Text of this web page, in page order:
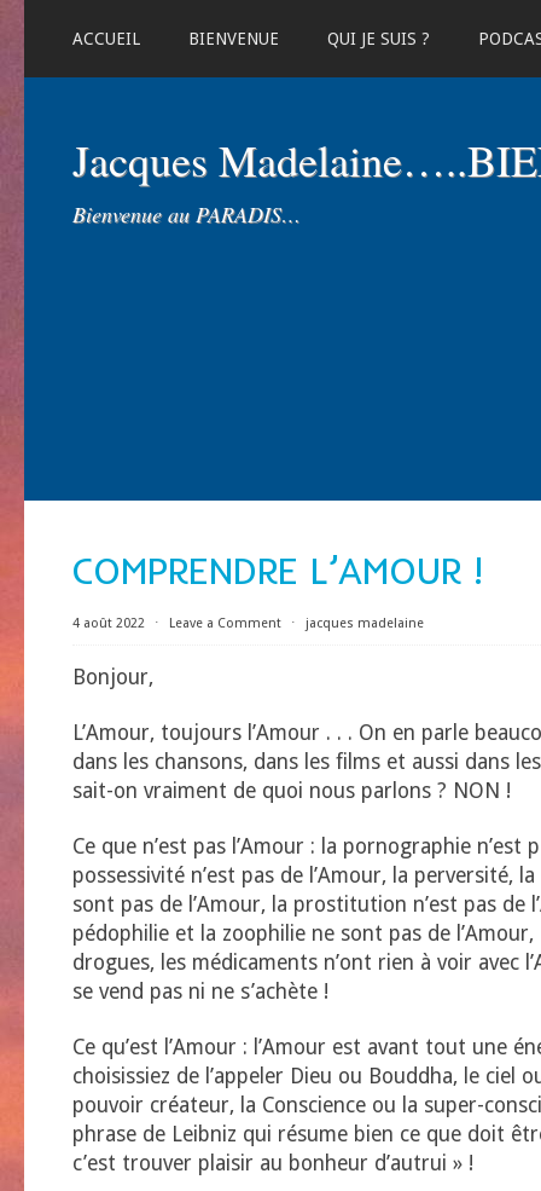
ACCUEIL BIENVENUE QUI JE SUIS ?
Jacques
Bienvenue au PARADIS…
COMPRENDRE L’AMOUR !
4 août 2022 ⋅ Leave a Comment ⋅ jacques madelaine
Bonjour,
L’Amour, toujours l’Amour . . . On en parle
dans les chansons, dans les films et aussi dans
sait-on vraiment de quoi nous parlons ? NON !
Ce que n’est pas l’Amour : la pornographie n’est
possessivité n’est pas de l’Amour, la perversité,
sont pas de l’Amour, la prostitution n’est pas de
pédophilie et la zoophilie ne sont pas de l’Amour,
drogues, les médicaments n’ont rien à voir avec
se vend pas ni ne s’achète !
Ce qu’est l’Amour : l’Amour est avant tout une
choisissiez de l’appeler Dieu ou Bouddha, le ciel
pouvoir créateur, la Conscience ou la super-
phrase de Leibniz qui résume bien ce que doit
c’est trouver plaisir au bonheur d’autrui » !